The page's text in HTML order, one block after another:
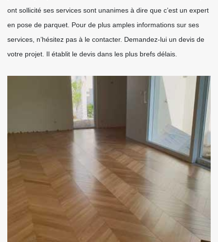
ont sollicité ses services sont unanimes à dire que c’est un expert
en pose de parquet. Pour de plus amples informations sur ses
services, n’hésitez pas à le contacter. Demandez-lui un devis de
votre projet. Il établit le devis dans les plus brefs délais.